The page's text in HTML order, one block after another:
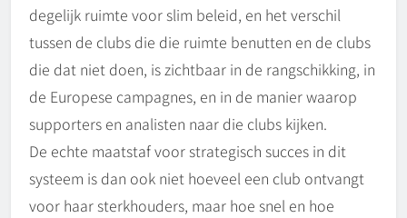
degelijk ruimte voor slim beleid, en het verschil
tussen de clubs die die ruimte benutten en de clubs
die dat niet doen, is zichtbaar in de rangschikking, in
de Europese campagnes, en in de manier waarop
supporters en analisten naar die clubs kijken.
De echte maatstaf voor strategisch succes in dit
systeem is dan ook niet hoeveel een club ontvangt
voor haar sterkhouders, maar hoe snel en hoe